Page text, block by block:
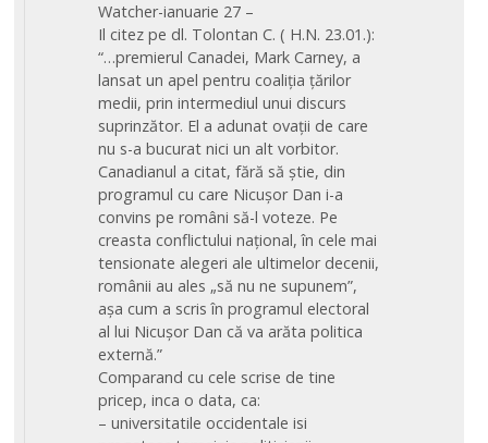
Watcher-ianuarie 27 –
Il citez pe dl. Tolontan C. ( H.N. 23.01.):
“…premierul Canadei, Mark Carney, a
lansat un apel pentru coaliția țărilor
medii, prin intermediul unui discurs
suprinzător. El a adunat ovații de care
nu s-a bucurat nici un alt vorbitor.
Canadianul a citat, fără să știe, din
programul cu care Nicușor Dan i-a
convins pe români să-l voteze. Pe
creasta conflictului național, în cele mai
tensionate alegeri ale ultimelor decenii,
românii au ales „să nu ne supunem”,
așa cum a scris în programul electoral
al lui Nicușor Dan că va arăta politica
externă.”
Comparand cu cele scrise de tine
pricep, inca o data, ca:
– universitatile occidentale isi